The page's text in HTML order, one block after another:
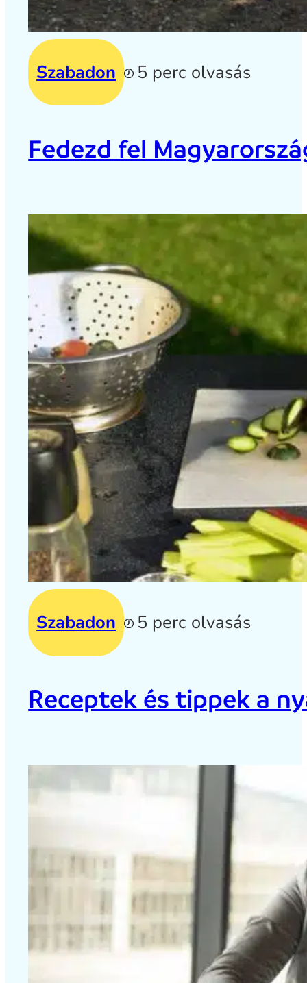
Szabadon 5 perc olvasás
Fedezd fel
Szabadon 5 perc olvasás
Receptek és tippek a